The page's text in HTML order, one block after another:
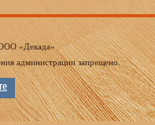
«Декада»
администрации запрещено.